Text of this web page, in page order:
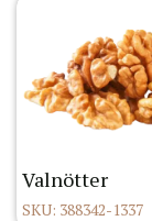
Valnötter
SKU: 388342-1337